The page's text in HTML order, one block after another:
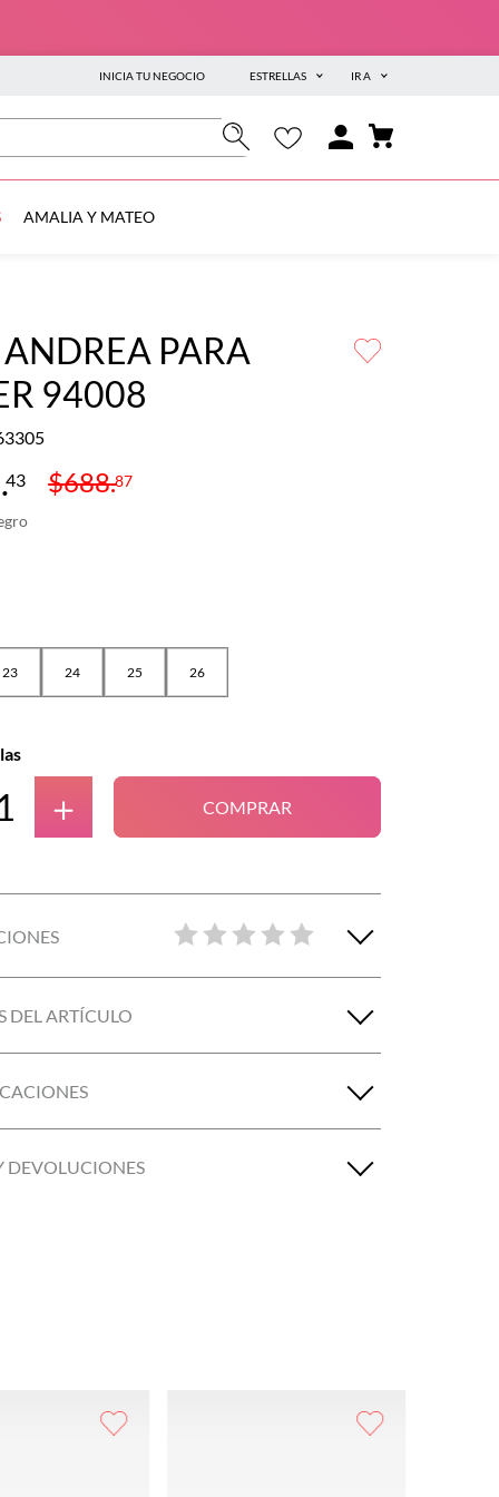
INICIA TU NEGOCIO ESTRELLAS IR A
AMALIA Y MATEO
PARA
94008
.43 $688.87
23 24 25 26
＋ COMPRAR
DEL ARTÍCULO
DEVOLUCIONES